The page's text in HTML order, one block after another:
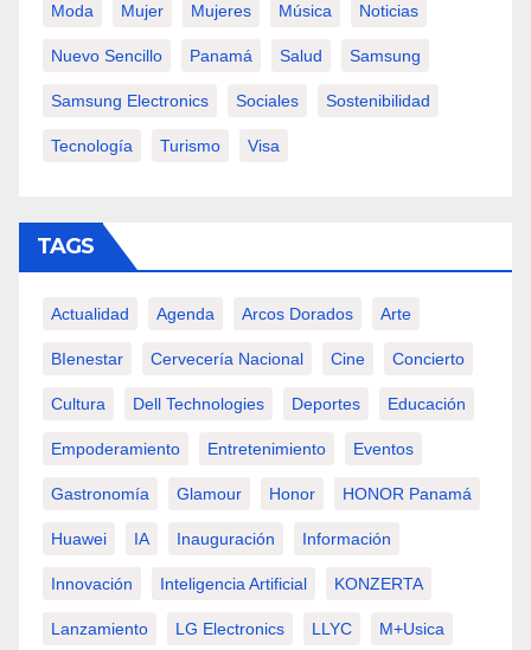
Moda Mujer Mujeres Música Noticias
Nuevo Sencillo Panamá Salud Samsung
Samsung Electronics Sociales Sostenibilidad
Tecnología Turismo Visa
TAGS
Actualidad Agenda Arcos Dorados Arte
BIenestar Cervecería Nacional Cine Concierto
Cultura Dell Technologies Deportes Educación
Empoderamiento Entretenimiento Eventos
Gastronomía Glamour Honor HONOR Panamá
Huawei IA Inauguración Información
Innovación Inteligencia Artificial KONZERTA
Lanzamiento LG Electronics LLYC M+usica